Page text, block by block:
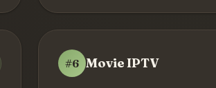
#6 Movie IPTV